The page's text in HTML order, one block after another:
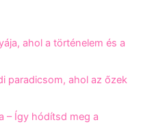
ahol a történelem és a
paradicsom, ahol az őzek
– Így hódítsd meg a